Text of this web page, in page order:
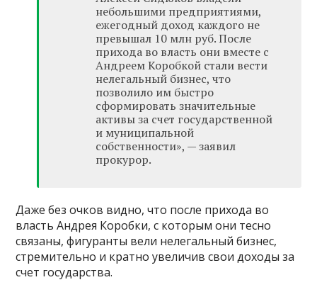
небольшими предприятиями,
ежегодный доход каждого не
превышал 10 млн руб. После
прихода во власть они вместе с
Андреем Коробкой стали вести
нелегальный бизнес, что
позволило им быстро
сформировать значительные
активы за счет государственной
и муниципальной
собственности», — заявил
прокурор.
Даже без очков видно, что после прихода во
власть Андрея Коробки, с которым они тесно
связаны, фигуранты вели нелегальный бизнес,
стремительно и кратно увеличив свои доходы за
счет государства.